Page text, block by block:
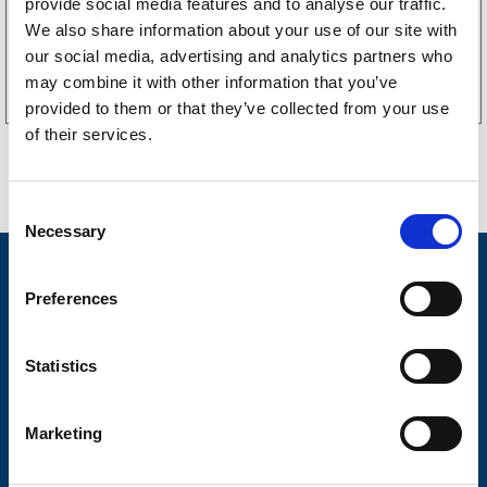
provide social media features and to analyse our traffic.
We also share information about your use of our site with
our social media, advertising and analytics partners who
may combine it with other information that you’ve
provided to them or that they’ve collected from your use
of their services.
o
Necessary
Preferences
Statistics
Marketing
Köp online
Släpvagnsservice
Frågor & Svar
Butikskoncept